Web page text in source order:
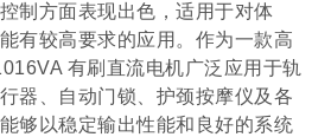
制方面表现出色，适用于对体
有较高要求的应用。作为一款高
有刷直流电机广泛应用于轨
器、自动门锁、护颈按摩仪及各
够以稳定输出性能和良好的系统